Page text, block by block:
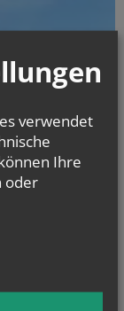
verwendet
Ihre
oder